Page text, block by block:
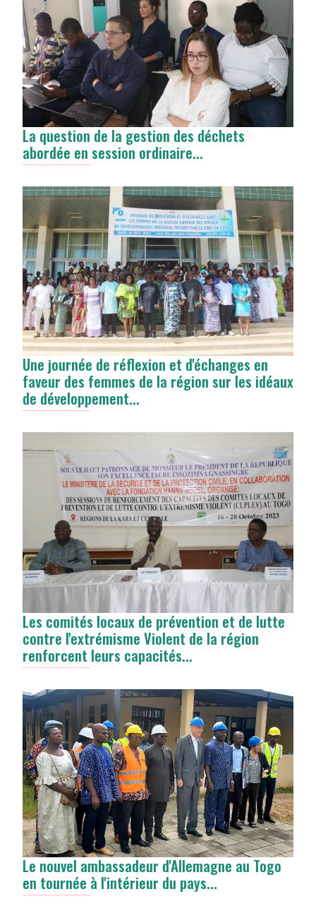
La question de la gestion des déchets
abordée en session ordinaire...
Une journée de réflexion et d'échanges en
faveur des femmes de la région sur les idéaux
de développement...
Les comités locaux de prévention et de lutte
contre l'extrémisme Violent de la région
renforcent leurs capacités...
Le nouvel ambassadeur d'Allemagne au Togo
en tournée à l'intérieur du pays...